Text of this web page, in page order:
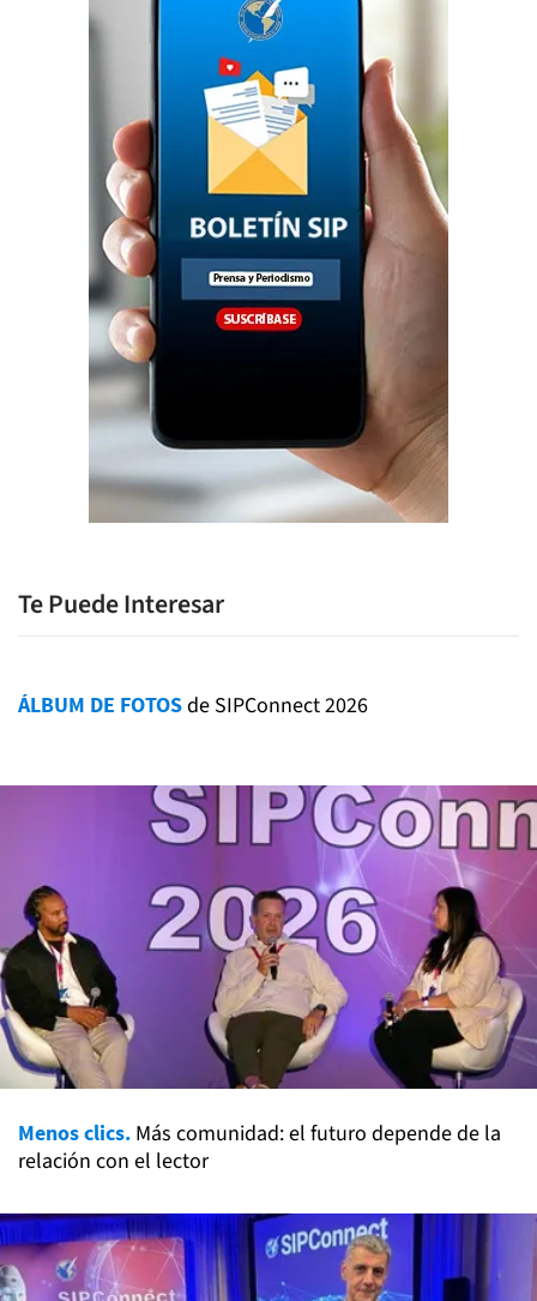
Te Puede Interesar
ÁLBUM DE FOTOSde SIPConnect 2026
Menos clics. Más comunidad: el futuro depende de la
relación con el lector